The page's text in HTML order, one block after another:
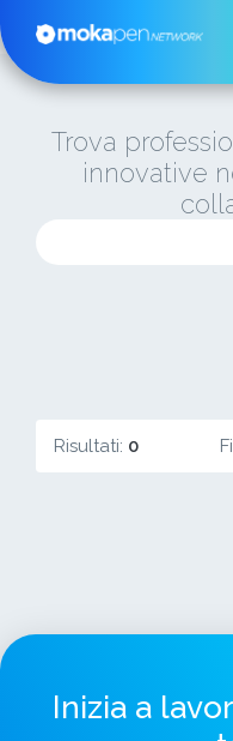
Trova
innovative
Risultati: 0
Inizia a